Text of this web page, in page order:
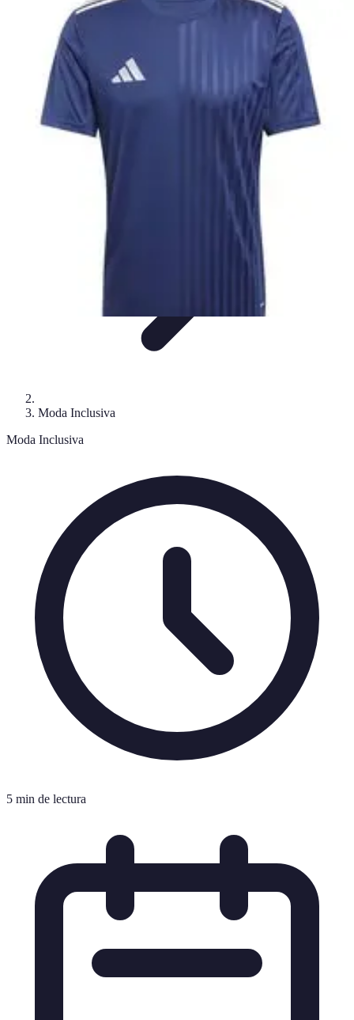
Estilo Para Todos
Moda Inclusiva
Guía de
Accesorios
Estilo Para Todos
Moda Inclusiva
Moda Inclusiva
5 min de lectura